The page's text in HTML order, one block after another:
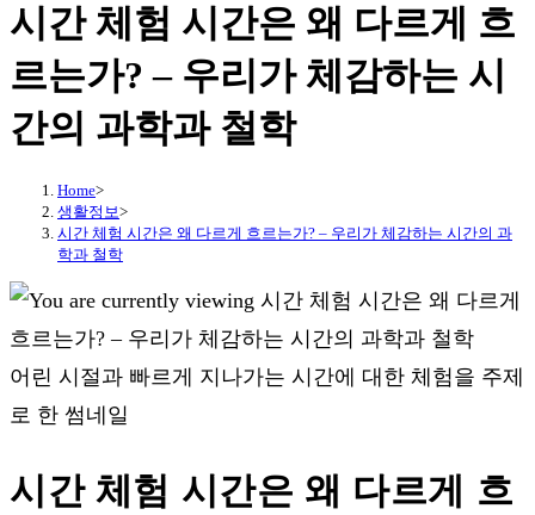
시간 체험 시간은 왜 다르게 흐
르는가? – 우리가 체감하는 시
간의 과학과 철학
Home>
생활정보>
시간 체험 시간은 왜 다르게 흐르는가? – 우리가 체감하는 시간의 과
학과 철학
어린 시절과 빠르게 지나가는 시간에 대한 체험을 주제
로 한 썸네일
시간 체험 시간은 왜 다르게 흐